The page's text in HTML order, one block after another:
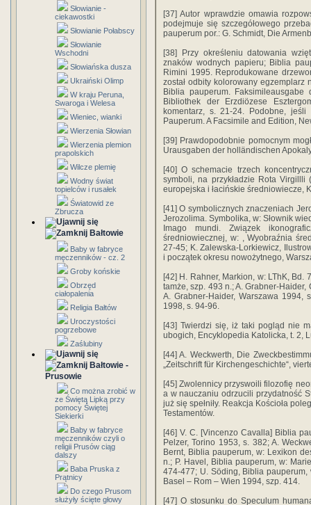
Słowianie -
ciekawostki
Słowianie Połabscy
Słowianie
Wschodni
Słowiańska dusza
Ukraiński Olimp
W kraju Peruna,
Swaroga i Welesa
Wieniec, wianki
Wierzenia Słowian
Wierzenia plemion
prapolskich
Wilcze plemię
Wodny świat
topielców i rusałek
Światowid ze
Zbrucza
Bałtowie
Baby w fabryce
męczenników - cz. 2
Groby końskie
Obrzęd
ciałopalenia
Religia Bałtów
Uroczystości
pogrzebowe
Zaślubiny
Bałtowie -
Prusowie
Co można zrobić w
ze Świętą Lipką przy
pomocy Świętej
Siekierki
Baby w fabryce
męczenników czyli o
religii Prusów ciąg
dalszy
Baba Pruska z
Prątnicy
Do czego Prusom
służyły ścięte głowy
[37] Autor wprawdzie omawia
podejmuje się szczegółowego
pauperum por.: G. Schmidt, Die
[38] Przy określeniu datowania
znaków wodnych papieru; Biblia
Rimini 1995. Reprodukowane
został odbity kolorowany
Biblia pauperum.
Bibliothek der Erzdiözese
komentarz, s. 21-24. Podobne,
Pauperum. A Facsimile and Edition,
[39] Prawdopodobnie pomocnym
Urausgaben der holländischen
[40] O schemacie trzech
symboli, na przykładzie Rota Virgillli
europejska i łacińskie średniowiecze,
[41] O symbolicznych znaczeniach
Jerozolima. Symbolika, w: Słownik
Imago mundi. Związek
średniowiecznej, w: , Wyobraźnia
27-45; K. Zalewska-Lorkiewicz,
i początek okresu nowożytnego,
[42] H. Rahner, Markion, w: LThK, Bd.
tamże, szp. 493 n.; A. Grabner-
A. Grabner-Haider, Warszawa
1998, s. 94-96.
[43] Twierdzi się, iż taki pogląd nie
ubogich, Encyklopedia Katolicka, t. 2,
[44] A. Weckwerth, Die
„Zeitschrift für Kirchengeschichte“,
[45] Zwolennicy przyswoili filozofię
a w nauczaniu odrzucili przydatność
już się spełniły. Reakcja Kościoła
Testamentów.
[46] V. C. [Vincenzo Cavalla] Biblia
Pelzer, Torino 1953, s. 382; A.
Bernt, Biblia pauperum, w: Lexikon
n.; P. Havel, Biblia pauperum, w:
474-477; U. Söding, Biblia
Basel – Rom – Wien 1994, szp. 414.
[47] O stosunku do Speculum